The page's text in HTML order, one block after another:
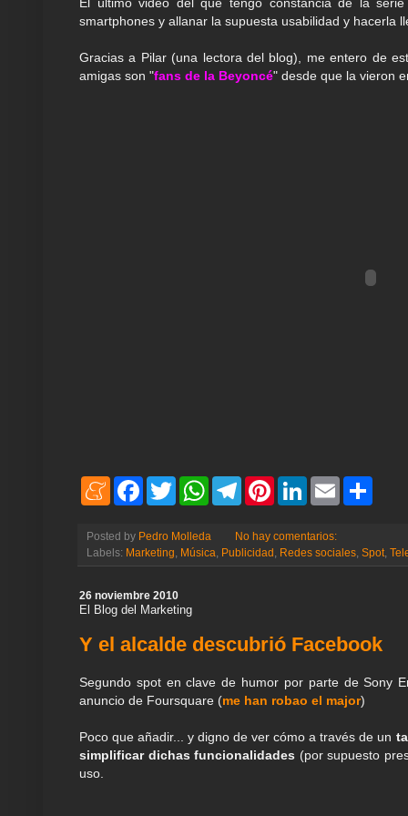
smartphones y allanar la supuesta usabilidad y hacerla
Gracias a Pilar (una lectora del blog), me entero de
amigas son "fans de la Beyoncé" desde que la vieron
M
a
m
e
F
b
o
o
T
w
t
e
r
W
s
A
p
T
g
r
a
P
e
r
e
L
e
d
I
E
Posted by Pedro Molleda
No hay comentarios:
Labels: Marketing Música Publicidad Redes sociales Spot
26 noviembre 2010
El Blog del Marketing
Y el alcalde descubrió Facebook
Segundo spot en clave de humor por parte de Sony
anuncio de Foursquare (me han robao el major)
Poco que añadir... y digno de ver cómo a través de un
simplificar dichas funcionalidades (por supuesto
uso.